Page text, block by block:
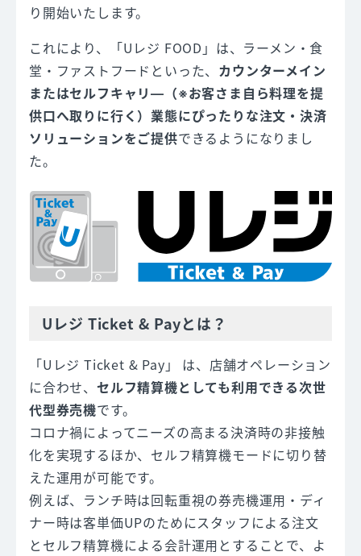
り開始いたします。
これにより、「Uレジ FOOD」は、ラーメン・食
堂・ファストフードといった、 カウンターメイン
またはセルフキャリ―（※お客さま自ら料理を提
供口へ取りに行く）業態にぴったりな注文・決済
ソリューションをご提供できるようになりまし
た。
Uレジ Ticket & Payとは？
「Uレジ Ticket & Pay」 は、店舗オペレーション
に合わせ、 セルフ精算機としても利用できる次世
代型券売機です。
コロナ禍によってニーズの高まる決済時の非接触
化を実現するほか、セルフ精算機モードに切り替
えた運用が可能です。
例えば、ランチ時は回転重視の券売機運用・ディ
ナー時は客単価UPのためにスタッフによる注文
とセルフ精算機による会計運用とすることで、よ